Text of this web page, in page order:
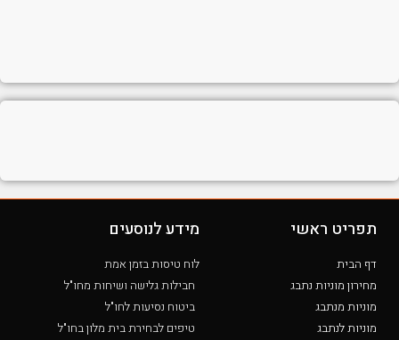
תפריט ראשי
דף הבית
מחירון מוניות נתבג
מוניות מנתבג
מוניות לנתבג
מידע לנוסעים
לוח טיסות בזמן אמת
חבילות גלישה ושיחות מחו"ל
ביטוח נסיעות לחו"ל
טיפים לבחירת בית מלון בחו"ל